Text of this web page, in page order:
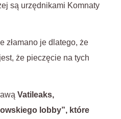
są urzędnikami Komnaty
złamano je dlatego, że
że pieczęcie na tych
Vatileaks,
lobby”, które